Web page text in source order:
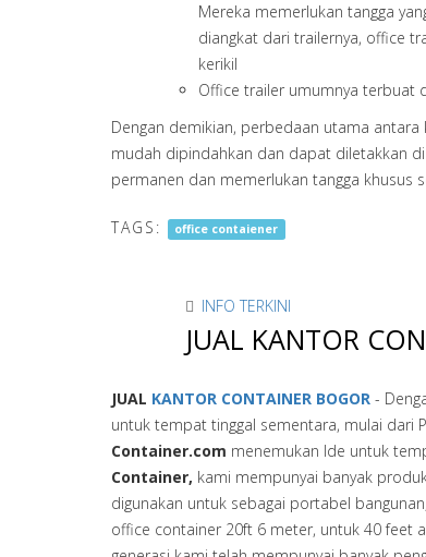
Mereka memerlukan tangga
diangkat dari trailernya, office
kerikil
Office trailer umumnya terbuat
Dengan demikian, perbedaan utama
mudah dipindahkan dan dapat diletakkan
permanen dan memerlukan tangga khusus
TAGS: office contaiener
INFO TERKINI
JUAL KANTOR
JUAL KANTOR CONTAINER BOGOR -
untuk tempat tinggal sementara, mulai dari
Container.com menemukan Ide untuk
Container, kami mempunyai banyak
digunakan untuk sebagai portabel
office container 20ft 6 meter, untuk 40 feet